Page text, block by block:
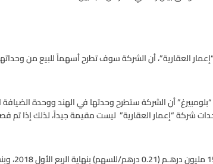
العقارية”، أن الشركة سوف تطرح أسهماً للبيع من
أن الشركة ستطرح وحدتها في الهند ووحدة الضيافة
شركة “إعمار العقارية” ليست مقيمة جيداً، لذلك إذا